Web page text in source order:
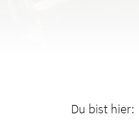
Du bist hier: